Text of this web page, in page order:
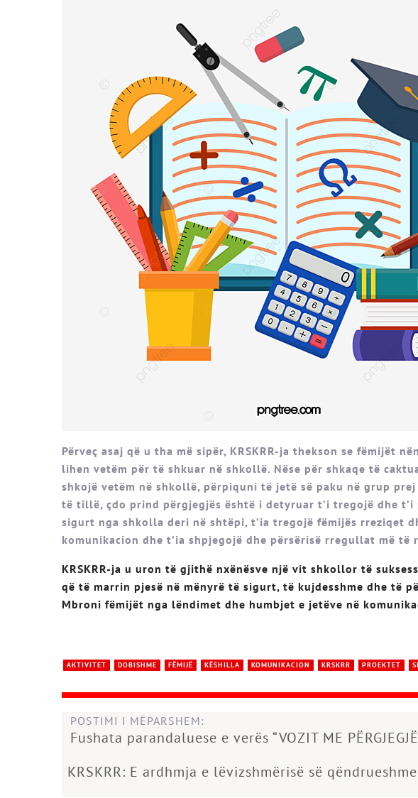
Përveç asaj që u tha më sipër, KRSKRR-ja thekson se fëmijët
lihen vetëm për të shkuar në shkollë. Nëse për shkaqe të
shkojë vetëm në shkollë, përpiquni të jetë së paku në grup
të tillë, çdo prind përgjegjës është i detyruar t’i tregojë dhe t’i
sigurt nga shkolla deri në shtëpi, t’ia tregojë fëmijës rreziqet
komunikacion dhe t’ia shpjegojë dhe përsërisë rregullat më të
KRSKRR-ja u uron të gjithë nxënësve një vit shkollor të
që të marrin pjesë në mënyrë të sigurt, të kujdesshme dhe të
Mbroni fëmijët nga lëndimet dhe humbjet e jetëve në
AKTIVITET DOBISHME FËMIJË KËSHILLA KOMUNIKACION KRSKRR PROEKTET
POSTIMI I MËPARSHEM:
Fushata parandaluese e verës “VOZIT ME
KRSKRR: E ardhmja e lëvizshmërisë së